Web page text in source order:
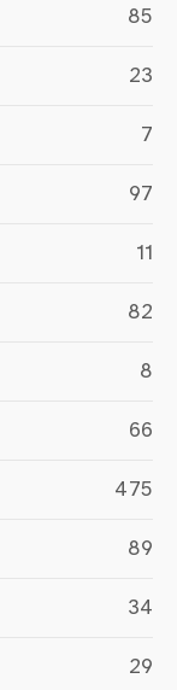
85
23
7
97
11
82
8
66
475
89
34
29